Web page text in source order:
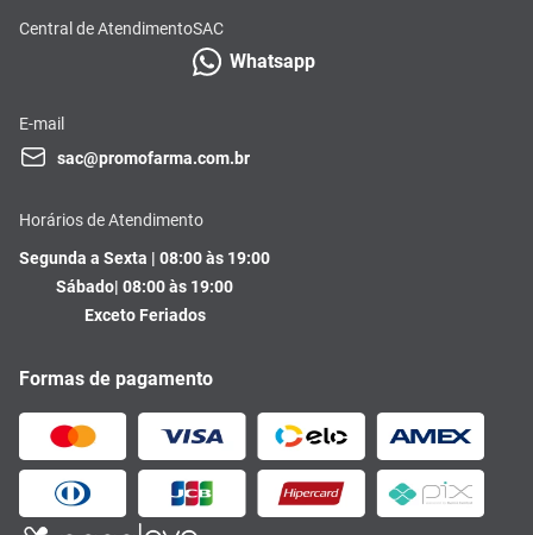
Central de AtendimentoSAC
Whatsapp
E-mail
sac@promofarma.com.br
Horários de Atendimento
Segunda a Sexta | 08:00 às 19:00
Sábado| 08:00 às 19:00
Exceto Feriados
Formas de pagamento